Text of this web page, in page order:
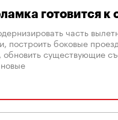
готовится к
часть
построить боковые
обновить существующие